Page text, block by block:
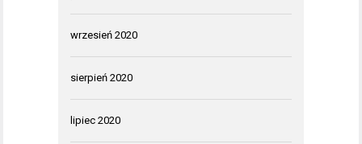
wrzesień 2020
sierpień 2020
lipiec 2020